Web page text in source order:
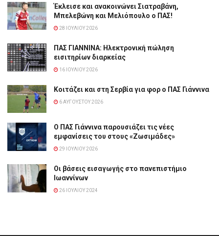
Έκλεισε και ανακοινώνει Σιατραβάνη,
Μπελεβώνη και Μελιόπουλο ο ΠΑΣ!
28 ΙΟΥΛΊΟΥ 2026
ΠΑΣ ΓΙΑΝΝΙΝΑ: Hλεκτρονική πώληση
εισιτηρίων διαρκείας
16 ΙΟΥΛΊΟΥ 2026
Κοιτάζει και στη Σερβία για φορ ο ΠΑΣ Γιάννινα
6 ΑΥΓΟΎΣΤΟΥ 2026
Ο ΠΑΣ Γιάννινα παρουσιάζει τις νέες
εμφανίσεις του στους «Ζωσιμάδες»
29 ΙΟΥΛΊΟΥ 2026
Οι βάσεις εισαγωγής στο πανεπιστήμιο
Ιωαννίνων
26 ΙΟΥΛΊΟΥ 2024